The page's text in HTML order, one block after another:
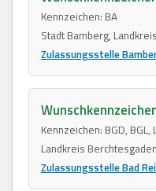
Kennzeichen: BA
Stadt Bamberg,
Zulassungsstelle
Kennzeichen: BGD, BGL,
Landkreis
Zulassungsstelle Bad